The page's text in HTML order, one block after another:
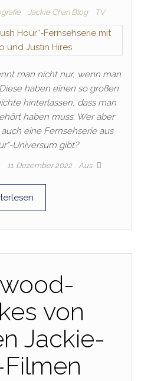
Jackie Chan Blog TV
man nicht nur, wenn man
haben einen so großen
hinterlassen, dass man
haben muss. Wer aber
eine Fernsehserie aus
Universum gibt?
11. Dezember 2022 Aus
von
Jackie-